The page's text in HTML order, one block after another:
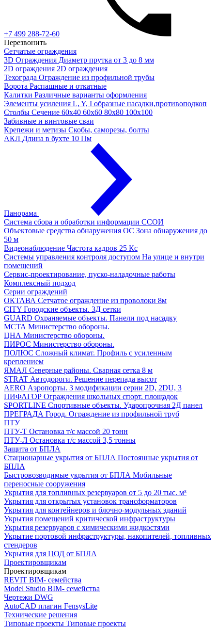
+7 499 288-72-60
Перезвонить
Сетчатые ограждения
3D Ограждения Диаметр прутка от 3 до 8 мм
2D ограждения 2D ограждения
Техограда Ограждение из профильной трубы
Ворота Распашные и откатные
Калитки Различные варианты оформления
Элементы усиления L, Y, I образные насадки,противоподкоп
Столбы Сечение 60х40 60х60 80х80 100х100
Забивные и винтовые сваи
Крепежи и метизы Скобы, саморезы, болты
АКЛ Длина в бухте 10 Пм
Панорама
Система сбора и обработки информации ССОИ
Объектовые средства обнаружения ОС Зона обнаружения до
50 м
Видеонаблюдение Частота кадров 25 Кс
Системы управления контроля доступом На улице и внутри
помещений
Сервис-проектирование, пуско-наладочные работы
Комплексный подход
Серии ограждений
ОКТАВА Сетчатое ограждение из проволоки 8м
CITY Городские объекты. 3Д сетки
GUARD Охраняемые объекты. Панели под насадку
МСТА Министерство обороны.
ЦНА Министерство обороны.
ПИРОС Министерство обороны.
ПОЛЮС Сложный климат. Профиль с усиленным
креплением
ЯМАЛ Северные районы. Сварная сетка 8 м
STRAT Автодороги. Решение перепада высот
AERO Аэропорты. 3 модификации серии 2D, 2DU, 3
ПИФАГОР Ограждения школьных спорт. площадок
SPORTLINE Спортивные объекты. Ударопрочная 2Д панел
ПРЕГРАДА Город. Ограждение из профильной труб
ПТУ
ПТУ-Т Остановка т/c массой 20 тонн
ПТУ-Л Остановка т/c массой 3,5 тонны
Защита от БПЛА
Стационарные укрытия от БПЛА Постоянные укрытия от
БПЛА
Быстровозводимые укрытия от БПЛА Мобильные
переносные сооружения
Укрытия для топливных резервуаров от 5 до 20 тыс. м³
Укрытия для открытых установок трансформаторов
Укрытия для контейнеров и блочно-модульных зданий
Укрытия помещений критической инфраструктуры
Укрытия резервуаров с химическими жидкостями
Укрытие портовой инфраструктуры, накопителей, топливных
стендеров
Укрытия для ЦОД от БПЛА
Проектировщикам
Проектировщикам
REVIT BIM- семейства
Model Studio BIM- семейства
Чертежи DWG
AutoCAD плагин FensysLite
Технические решения
Типовые проекты Типовые проекты